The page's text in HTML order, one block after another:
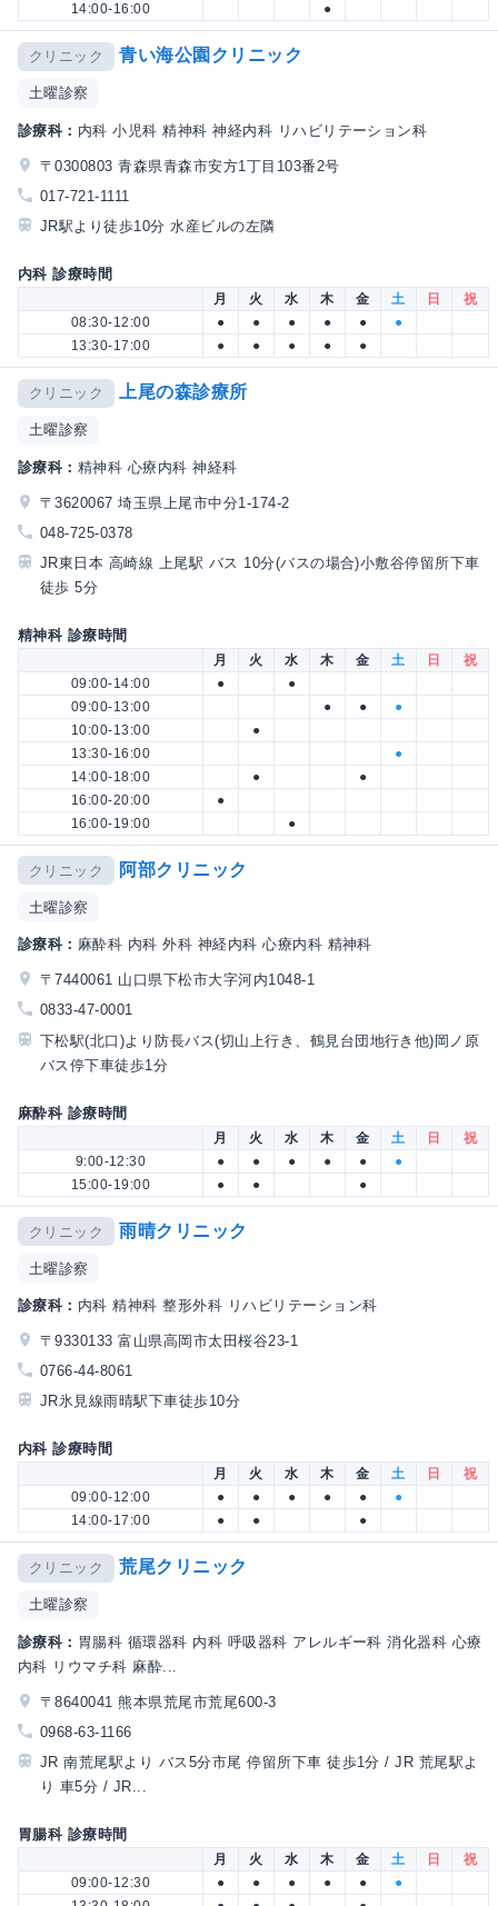
14:00-16:00
●
クリニック 青い海公園クリニック
土曜診察
診療科： 内科 小児科 精神科 神経内科 リハビリテーション科
〒0300803 青森県青森市安方1丁目103番2号
017-721-1111
JR駅より徒歩10分 水産ビルの左隣
内科 診療時間
月 火 水 木 金 土 日
祝
08:30-12:00
● ● ● ● ●
●
13:30-17:00
● ● ● ● ●
クリニック 上尾の森診療所
土曜診察
診療科： 精神科 心療内科 神経科
〒3620067 埼玉県上尾市中分1-174-2
048-725-0378
JR東日本 高崎線 上尾駅 バス 10分(バスの場合)小敷谷停留所下車
徒歩 5分
精神科 診療時間
月 火 水 木 金 土 日
祝
09:00-14:00
●
●
09:00-13:00
● ●
●
10:00-13:00
●
13:30-16:00
●
14:00-18:00
●
●
16:00-20:00
●
16:00-19:00
●
クリニック 阿部クリニック
土曜診察
診療科： 麻酔科 内科 外科 神経内科 心療内科 精神科
〒7440061 山口県下松市大字河内1048-1
0833-47-0001
下松駅(北口)より防長バス(切山上行き、鶴見台団地行き他)岡ノ原
バス停下車徒歩1分
麻酔科 診療時間
月 火 水 木 金 土 日
祝
9:00-12:30
● ● ● ● ●
●
15:00-19:00
● ● ●
クリニック 雨晴クリニック
土曜診察
診療科： 内科 精神科 整形外科 リハビリテーション科
〒9330133 富山県高岡市太田桜谷23-1
0766-44-8061
JR氷見線雨晴駅下車徒歩10分
内科 診療時間
月 火 水 木 金 土 日
祝
09:00-12:00
● ● ● ● ●
●
14:00-17:00
● ● ●
クリニック 荒尾クリニック
土曜診察
診療科： 胃腸科 循環器科 内科 呼吸器科 アレルギー科 消化器科 心療
内科 リウマチ科 麻酔...
〒8640041 熊本県荒尾市荒尾600-3
0968-63-1166
JR 南荒尾駅より バス5分市尾 停留所下車 徒歩1分 / JR 荒尾駅よ
り 車5分 / JR...
胃腸科 診療時間
月 火 水 木 金 土 日
祝
09:00-12:30
● ● ● ● ●
●